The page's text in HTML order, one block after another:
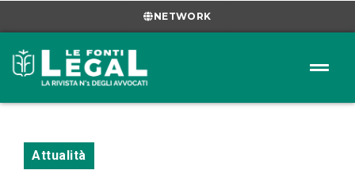
NETWORK
Attualità